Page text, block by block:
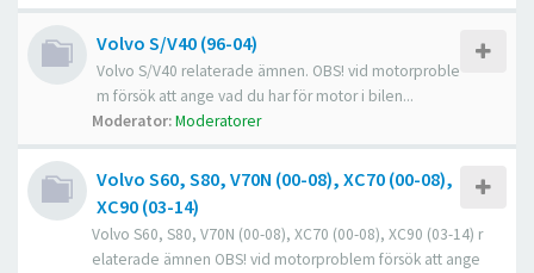
Volvo S/V40 (96-04)
Volvo S/V40 relaterade ämnen. OBS! vid motorproble
m försök att ange vad du har för motor i bilen...
Moderator:Moderatorer
Volvo S60, S80, V70N (00-08), XC70 (00-08),
XC90 (03-14)
Volvo S60, S80, V70N (00-08), XC70 (00-08), XC90 (03-14) r
elaterade ämnen OBS! vid motorproblem försök att ange